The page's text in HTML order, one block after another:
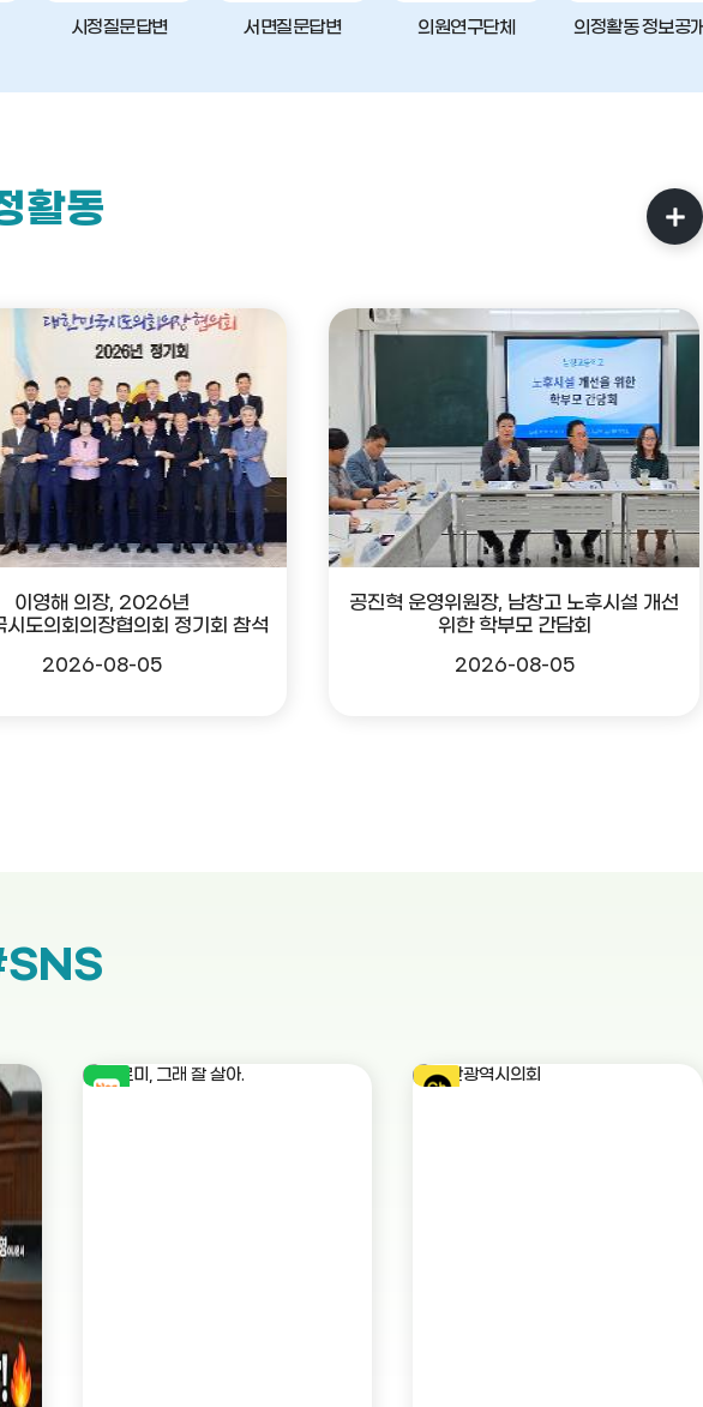
시정질문답변 서면질문답변 의원연구단체 의정활동 정보공
활동
이영해 의장, 2026년
시도의회의장협의회 정기회 참석
2026-08-05
공진혁 운영위원장, 남창고 노후시설 개선
위한 학부모 간담회
2026-08-05